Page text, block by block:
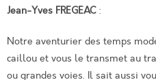
Jean-Yves FREGEAC:
Notre aventurier des temps
caillou et vous le transmet au
ou grandes voies. Il sait aussi